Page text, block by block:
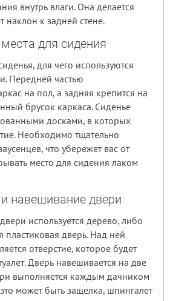
внутрь влаги. Она делается
наклон к задней стене.
для сидения
для чего используются
Передней частью
на пол, а задняя крепится на
брусок каркаса. Сиденье
досками, в которых
Необходимо тщательно
что убережет вас от
место для сидения лаком
навешивание двери
используется дерево, либо
пластиковая дверь. Над ней
отверстие, которое будет
Дверь навешивается на две
выполняется каждым дачником
может быть защелка, шпингалет